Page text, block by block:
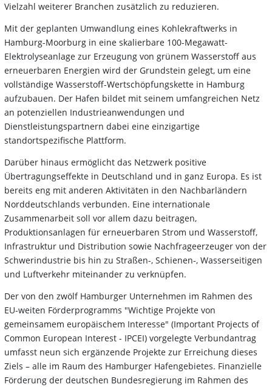
Vielzahl weiterer Branchen zusätzlich zu reduzieren.
Mit der geplanten Umwandlung eines Kohlekraftwerks in
Hamburg-Moorburg in eine skalierbare 100-Megawatt-
Elektrolyseanlage zur Erzeugung von grünem Wasserstoff aus
erneuerbaren Energien wird der Grundstein gelegt, um eine
vollständige Wasserstoff-Wertschöpfungskette in Hamburg
aufzubauen. Der Hafen bildet mit seinem umfangreichen Netz
an potenziellen Industrieanwendungen und
Dienstleistungspartnern dabei eine einzigartige
standortspezifische Plattform.
Darüber hinaus ermöglicht das Netzwerk positive
Übertragungseffekte in Deutschland und in ganz Europa. Es ist
bereits eng mit anderen Aktivitäten in den Nachbarländern
Norddeutschlands verbunden. Eine internationale
Zusammenarbeit soll vor allem dazu beitragen,
Produktionsanlagen für erneuerbaren Strom und Wasserstoff,
Infrastruktur und Distribution sowie Nachfrageerzeuger von der
Schwerindustrie bis hin zu Straßen-, Schienen-, Wasserseitigen
und Luftverkehr miteinander zu verknüpfen.
Der von den zwölf Hamburger Unternehmen im Rahmen des
EU-weiten Förderprogramms "Wichtige Projekte von
gemeinsamem europäischem Interesse" (Important Projects of
Common European Interest - IPCEI) vorgelegte Verbundantrag
umfasst neun sich ergänzende Projekte zur Erreichung dieses
Ziels – alle im Raum des Hamburger Hafengebietes. Finanzielle
Förderung der deutschen Bundesregierung im Rahmen des